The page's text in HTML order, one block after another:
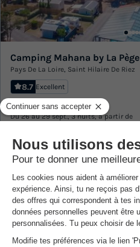
Camping Mahana by La Pège
Pays De La Loire, Saint Hilaire De Riez
8.7 Excellent
MOBILHOME 4 personnes
Du 26 au 29 sept., 3 nuits, à partir de
Exclusivité